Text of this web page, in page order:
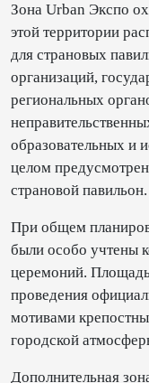
Зона Urban Экспо
этой территории
для страновых
организаций,
региональных
образовательных и
целом
страновой павильон.
При общем
были особо учтены
церемоний.
проведения
мотивами
городской
Дополнительная